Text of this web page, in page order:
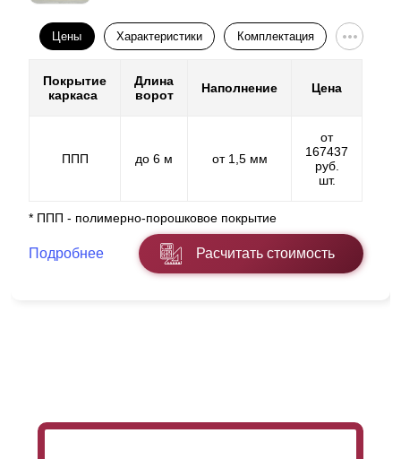
Цены Характеристики Комплектация
Покрытие
каркаса
Длина
ворот
Наполнение Цена
ППП до 6 м от 1,5 мм
от
167437
руб.
шт.
* ППП - полимерно-порошковое покрытие
Подробнее Расчитать стоимость